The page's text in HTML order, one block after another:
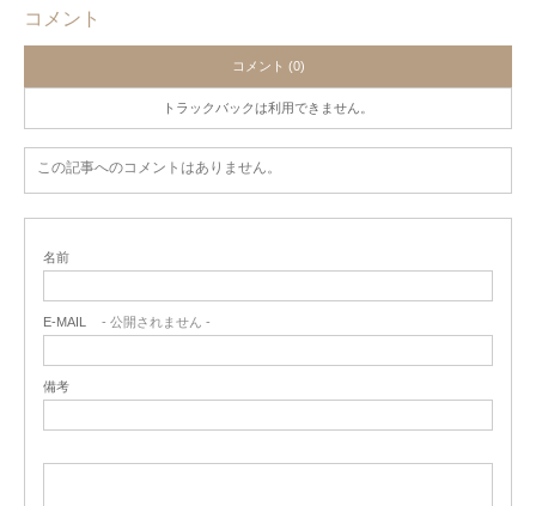
コメント
コメント (0)
トラックバックは利用できません。
この記事へのコメントはありません。
名前
E-MAIL - 公開されません -
備考